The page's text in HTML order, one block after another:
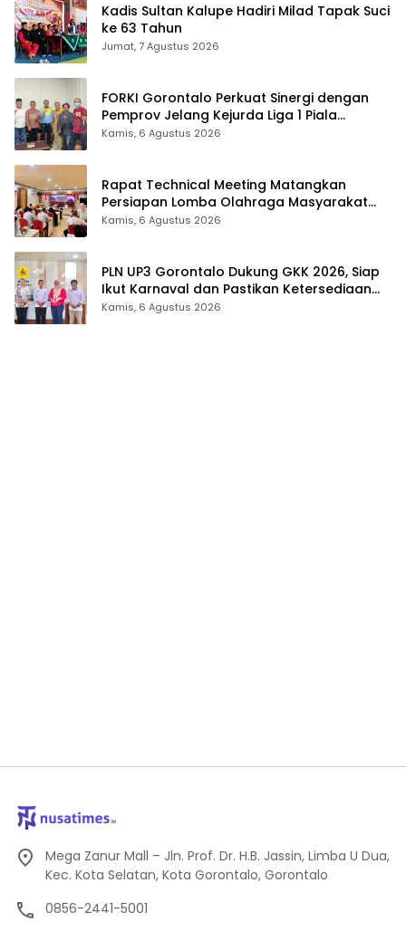
Kadis Sultan Kalupe Hadiri Milad Tapak Suci
ke 63 Tahun
Jumat, 7 Agustus 2026
FORKI Gorontalo Perkuat Sinergi dengan
Pemprov Jelang Kejurda Liga 1 Piala
Gubernur 2026
Kamis, 6 Agustus 2026
Rapat Technical Meeting Matangkan
Persiapan Lomba Olahraga Masyarakat
Tingkat Provinsi Gorontalo
Kamis, 6 Agustus 2026
PLN UP3 Gorontalo Dukung GKK 2026, Siap
Ikut Karnaval dan Pastikan Ketersediaan
Listrik
Kamis, 6 Agustus 2026
Mega Zanur Mall – Jln. Prof. Dr. H.B. Jassin, Limba U Dua,
Kec. Kota Selatan, Kota Gorontalo, Gorontalo
0856-2441-5001